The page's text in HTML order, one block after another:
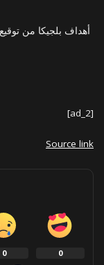
[ad_2]
Source link
0
0